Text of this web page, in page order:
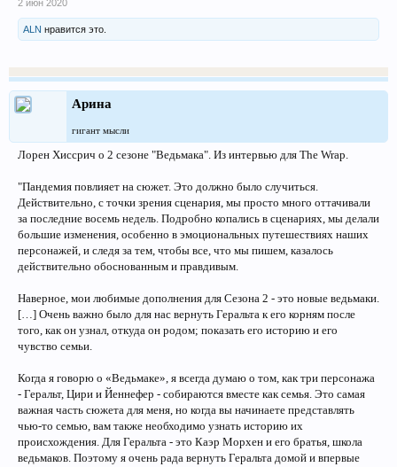
2 июн 2020
ALN нравится это.
Арина
гигант мысли
Лорен Хиссрич о 2 сезоне "Ведьмака". Из интервью для The Wrap.
"Пандемия повлияет на сюжет. Это должно было случиться.
Действительно, с точки зрения сценария, мы просто много оттачивали
за последние восемь недель. Подробно копались в сценариях, мы делали
большие изменения, особенно в эмоциональных путешествиях наших
персонажей, и следя за тем, чтобы все, что мы пишем, казалось
действительно обоснованным и правдивым.
Наверное, мои любимые дополнения для Сезона 2 - это новые ведьмаки.
[…] Очень важно было для нас вернуть Геральта к его корням после
того, как он узнал, откуда он родом; показать его историю и его
чувство семьи.
Когда я говорю о «Ведьмаке», я всегда думаю о том, как три персонажа
- Геральт, Цири и Йеннефер - собираются вместе как семья. Это самая
важная часть сюжета для меня, но когда вы начинаете представлять
чью-то семью, вам также необходимо узнать историю их
происхождения. Для Геральта - это Каэр Морхен и его братья, школа
ведьмаков. Поэтому я очень рада вернуть Геральта домой и впервые